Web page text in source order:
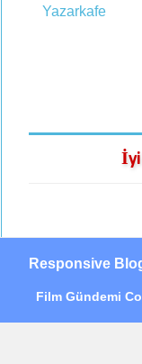
İyi
Responsive
Film Gündemi